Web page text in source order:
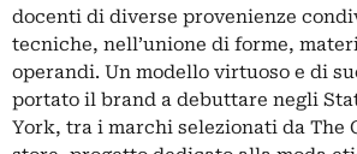
docenti di diverse provenienze
tecniche, nell’unione di forme,
operandi. Un modello virtuoso e di
portato il brand a debuttare negli
York, tra i marchi selezionati da The